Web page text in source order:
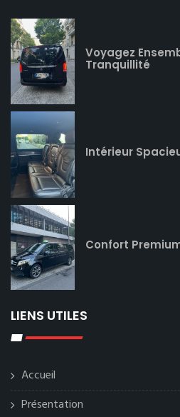
Voyagez
Tranquillité
Intérieur
Confort
LIENS UTILES
Accueil
Présentation